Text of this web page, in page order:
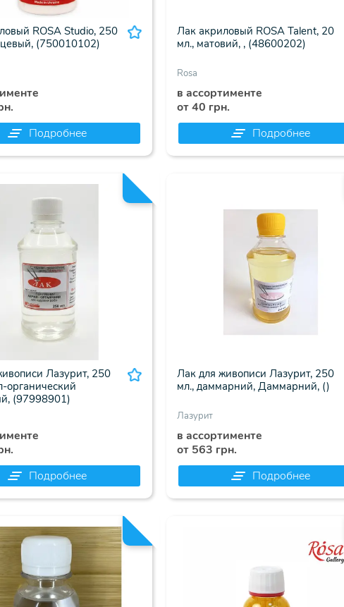
ROSA Studio, 250
(750010102)
Подробнее
Лак акриловый ROSA Talent, 20
мл., матовий, , (48600202)
Rosa
в ассортименте
от 40 грн.
Подробнее
Лазурит, 250
органический
(97998901)
Подробнее
Лак для живописи Лазурит, 250
мл., даммарний, Даммарний, ()
Лазурит
в ассортименте
от 563 грн.
Подробнее